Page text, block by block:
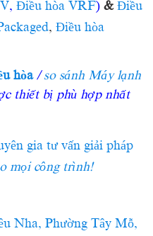
, Điều hòa VRF) & Điều
, Điều hòa
hòa/so sánh Máy lạnh
thiết bị phù hợp nhất
gia tư vấn giải pháp
mọi công trình!
Nha, Phường Tây Mỗ,